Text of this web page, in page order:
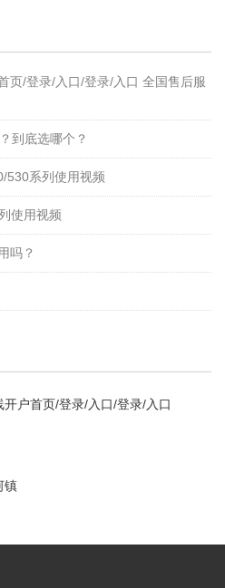
页/登录/入口/登录/入口 全国售后服
到底选哪个？
530系列使用视频
使用视频
吗？
户首页/登录/入口/登录/入口
镇